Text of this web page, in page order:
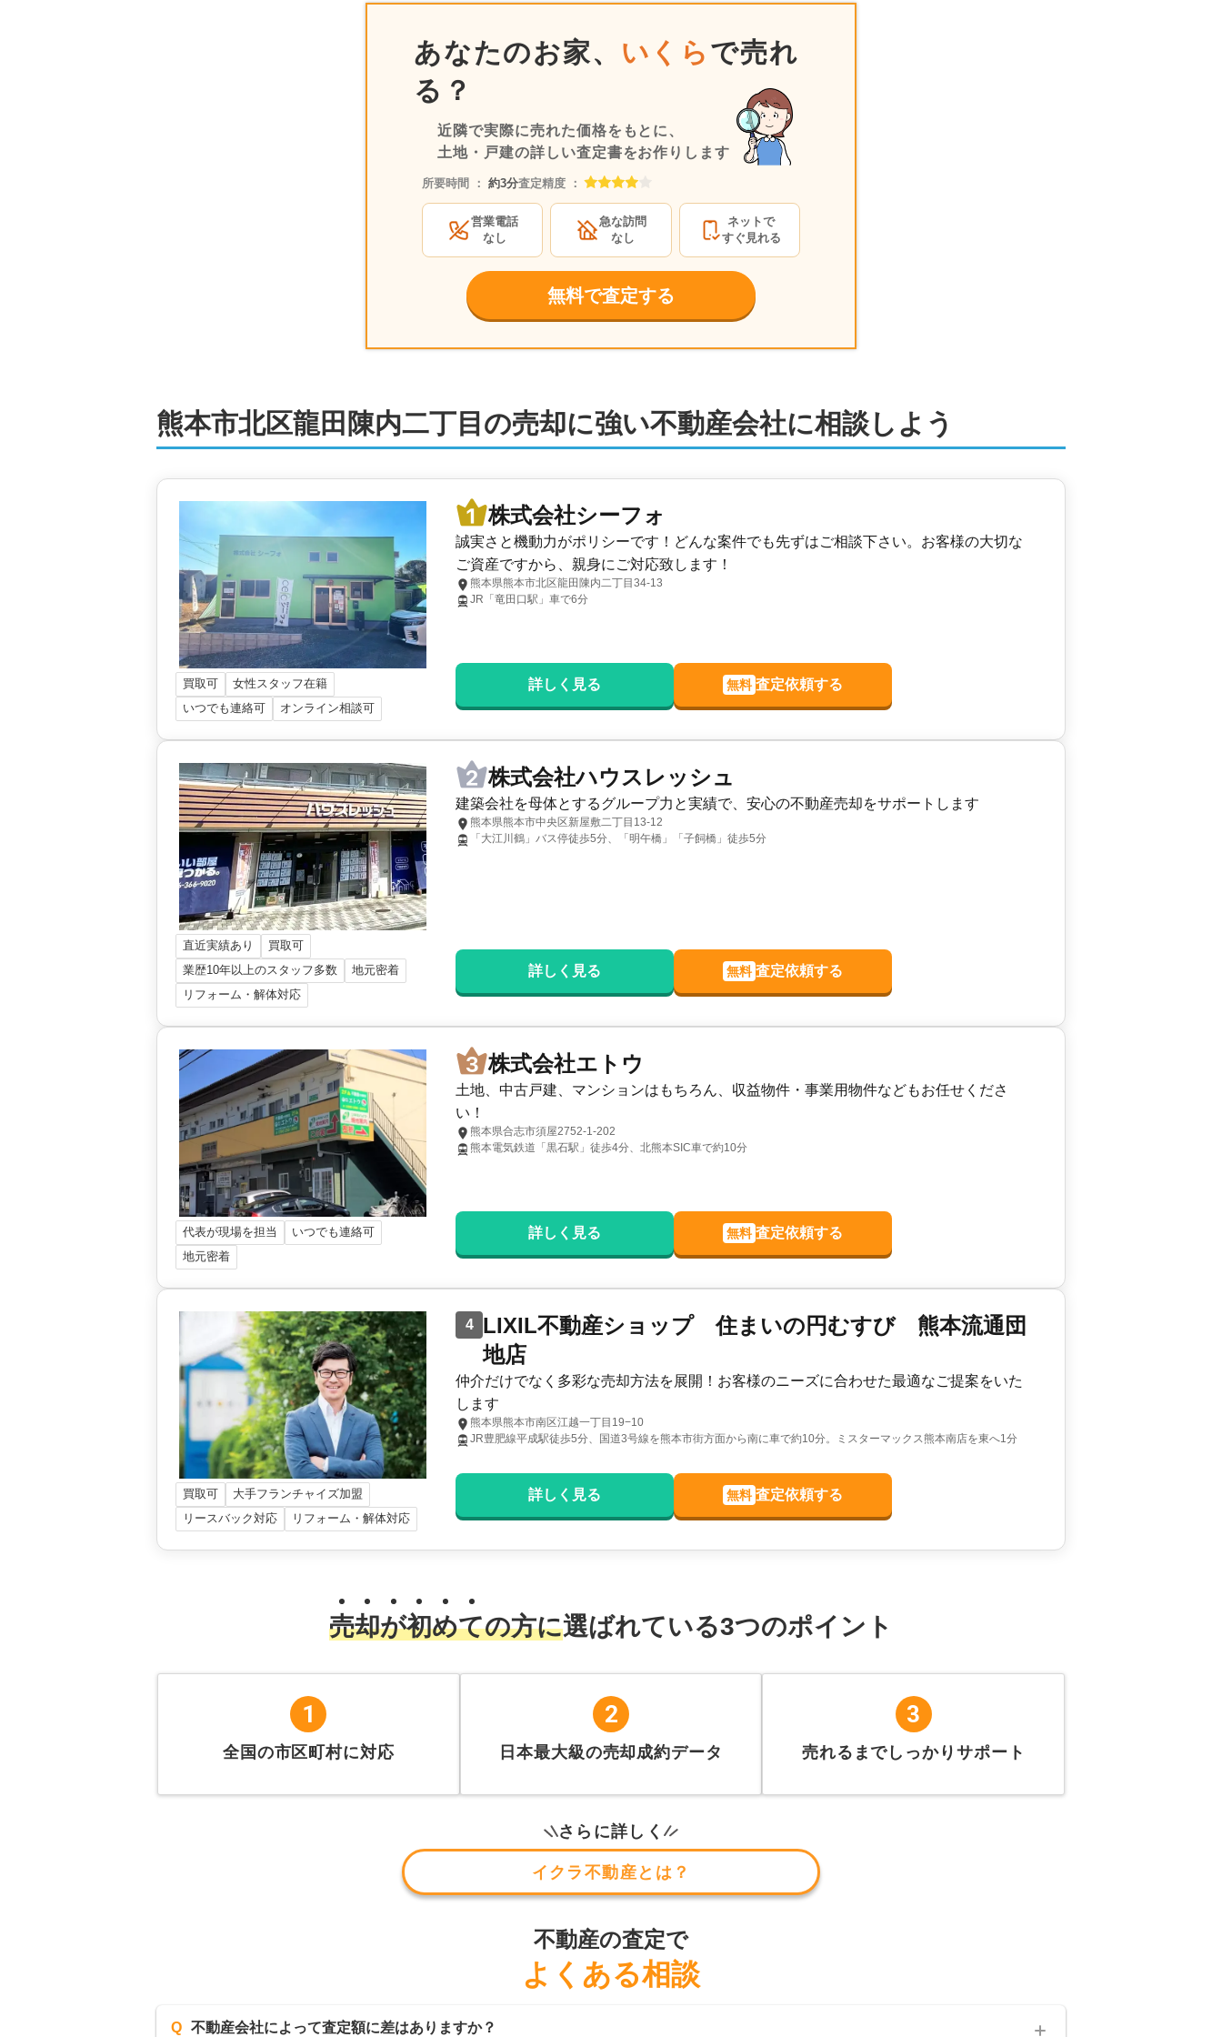
あなたのお家、 いくら で売れ
る？
近隣で実際に売れた価格をもとに、
土地・戸建の詳しい査定書をお作りします
所要時間 ： 約3分査定精度 ：
営業電話
なし
急な訪問
なし
ネットで
すぐ見れる
無料で査定する
熊本市北区龍田陳内二丁目の売却に強い不動産会社に相談しよう
買取可
女性スタッフ在籍
いつでも連絡可
オンライン相談可
株式会社シーフォ
誠実さと機動力がポリシーです！どんな案件でも先ずはご相談下さい。お客様の大切な
ご資産ですから、親身にご対応致します！
熊本県熊本市北区龍田陳内二丁目34-13
JR「竜田口駅」車で6分
詳しく見る 無料 査定依頼する
直近実績あり
買取可
業歴10年以上のスタッフ多数
地元密着
リフォーム・解体対応
株式会社ハウスレッシュ
建築会社を母体とするグループ力と実績で、安心の不動産売却をサポートします
熊本県熊本市中央区新屋敷二丁目13-12
「大江川鶴」バス停徒歩5分、「明午橋」「子飼橋」徒歩5分
詳しく見る 無料 査定依頼する
代表が現場を担当
いつでも連絡可
地元密着
株式会社エトウ
土地、中古戸建、マンションはもちろん、収益物件・事業用物件などもお任せくださ
い！
熊本県合志市須屋2752-1-202
熊本電気鉄道「黒石駅」徒歩4分、北熊本SIC車で約10分
詳しく見る 無料 査定依頼する
買取可
大手フランチャイズ加盟
リースバック対応
リフォーム・解体対応
4
LIXIL不動産ショップ 住まいの円むすび 熊本流通団
地店
仲介だけでなく多彩な売却方法を展開！お客様のニーズに合わせた最適なご提案をいた
します
熊本県熊本市南区江越一丁目19−10
JR豊肥線平成駅徒歩5分、国道3号線を熊本市街方面から南に車で約10分。ミスターマックス熊本南店を東へ1分
詳しく見る 無料 査定依頼する
売却が初めての方に選ばれている3つのポイント
1
全国の市区町村に対応
2
日本最大級の売却成約データ
3
売れるまでしっかりサポート
さらに詳しく
イクラ不動産とは？
不動産の査定で
よくある相談
Q 不動産会社によって査定額に差はありますか？